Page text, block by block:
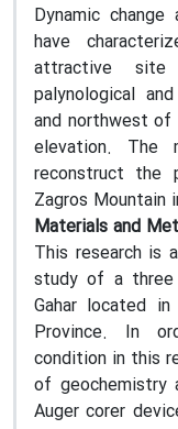
Dynamic
have
attractive
palynological
and northwest of
elevation.
reconstruct the
Zagros Mountain
Materials and
This research is
study of a three
Gahar located
Province. In
condition in this
of geochemistry
Auger corer